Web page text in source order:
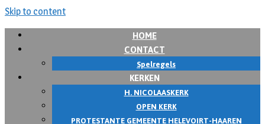
Skip to content
HOME
CONTACT
Spelregels
KERKEN
H. NICOLAASKERK
OPEN KERK
PROTESTANTE GEMEENTE HELEVOIRT-HAAREN